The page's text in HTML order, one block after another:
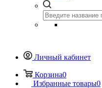
Личный кабинет
Корзина0
Избранные товары0